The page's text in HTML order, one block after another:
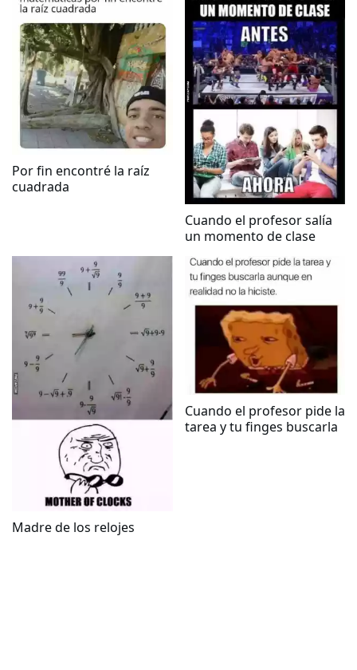
Por fin encontré la raíz
cuadrada
Cuando el profesor salía
un momento de clase
Madre de los relojes
Cuando el profesor pide la
tarea y tu finges buscarla